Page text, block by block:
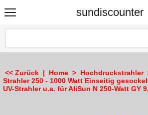
sundiscounter
<< Zurück | Home > Hochdruckstrahler
Strahler 250 - 1000 Watt Einseitig
UV-Strahler u.a. für AliSun N 250-Watt GY